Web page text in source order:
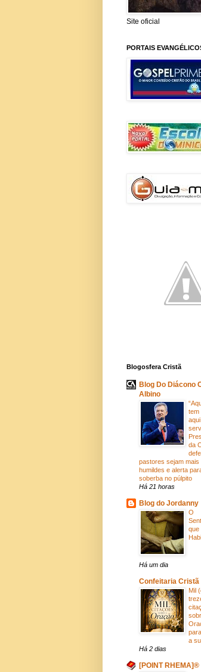
Site oficial
PORTAIS
Blogosfera Cristã
Blog Do Diácono
Albino
tem
da
pastores sejam mais
humildes e alerta
soberba no púlpito
Há 21 horas
Blog do Jordanny
O
que
Há um dia
Confeitaria Cristã
Mil
a
Há 2 dias
[POINT RHEMA]®